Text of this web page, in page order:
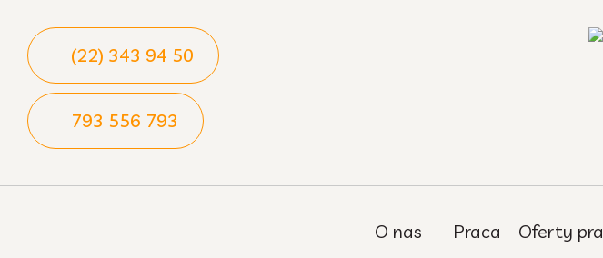
(22) 343 94 50
793 556 793
O nas Praca Oferty